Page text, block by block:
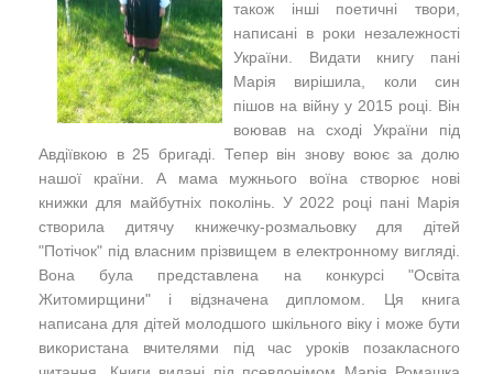
також інші поетичні твори,
написані в роки незалежності
України. Видати книгу пані
Марія вирішила, коли син
пішов на війну у 2015 році. Він
воював на сході України під
Авдіївкою в 25 бригаді. Тепер він знову воює за долю
нашої країни. А мама мужнього воїна створює нові
книжки для майбутніх поколінь. У 2022 році пані Марія
створила дитячу книжечку-розмальовку для дітей
"Потічок" під власним прізвищем в електронному вигляді.
Вона була представлена на конкурсі "Освіта
Житомирщини" і відзначена дипломом. Ця книга
написана для дітей молодшого шкільного віку і може бути
використана вчителями під час уроків позакласного